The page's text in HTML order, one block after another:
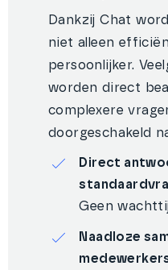
Dankzij Chat
niet alleen
persoonlijker.
worden direct
complexere
doorgeschakeld
Direct
Geen
Naadloze